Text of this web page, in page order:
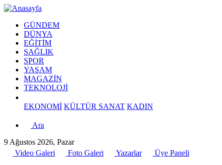
GÜNDEM
DÜNYA
EĞİTİM
SAĞLIK
SPOR
YAŞAM
MAGAZİN
TEKNOLOJİ
EKONOMİ KÜLTÜR SANAT KADIN
Ara
9 Ağustos 2026, Pazar
Video Galeri
Foto Galeri Yazarlar
Üye Paneli